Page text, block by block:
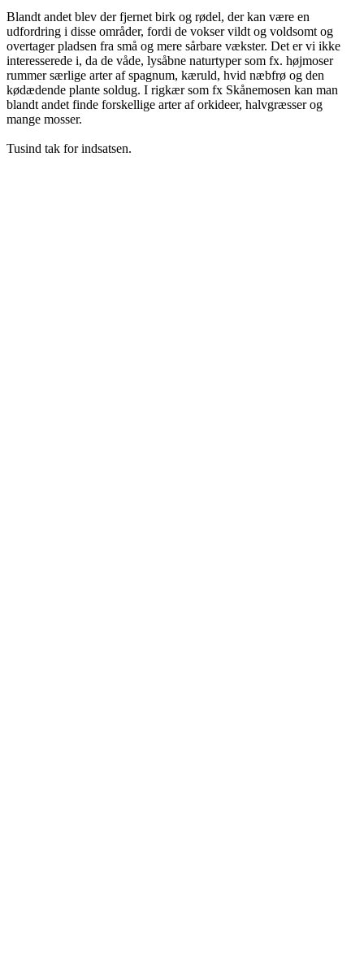
Blandt andet blev der fjernet birk og rødel, der kan være en
udfordring i disse områder, fordi de vokser vildt og voldsomt og
overtager pladsen fra små og mere sårbare vækster. Det er vi ikke
interesserede i, da de våde, lysåbne naturtyper som fx. højmoser
rummer særlige arter af spagnum, kæruld, hvid næbfrø og den
kødædende plante soldug. I rigkær som fx Skånemosen kan man
blandt andet finde forskellige arter af orkideer, halvgræsser og
mange mosser.
Tusind tak for indsatsen.